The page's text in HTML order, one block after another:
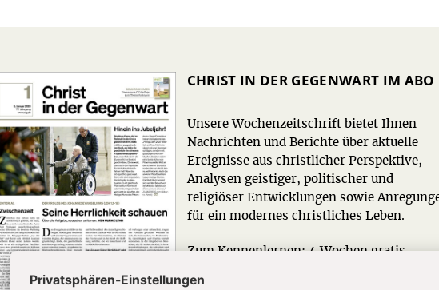
CHRIST IN DER GEGENWART IM ABO
Unsere Wochenzeitschrift bietet Ihnen
Nachrichten und Berichte über aktuelle
Ereignisse aus christlicher Perspektive,
Analysen geistiger, politischer und
religiöser Entwicklungen sowie
für ein modernes christliches Leben.
Zum Kennenlernen: 4 Wochen gratis